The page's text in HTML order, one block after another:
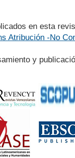
en esta
Atribución -No
y